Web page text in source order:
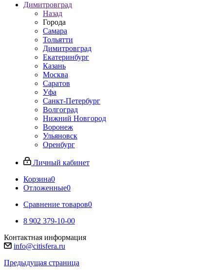
Димитровград
Назад
Города
Самара
Тольятти
Димитровград
Екатеринбург
Казань
Москва
Саратов
Уфа
Санкт-Петербург
Волгоград
Нижний Новгород
Воронеж
Ульяновск
Оренбург
Личный кабинет
Корзина0
Отложенные0
Сравнение товаров0
8 902 379-10-00
Контактная информация
info@citisfera.ru
Предыдущая страница